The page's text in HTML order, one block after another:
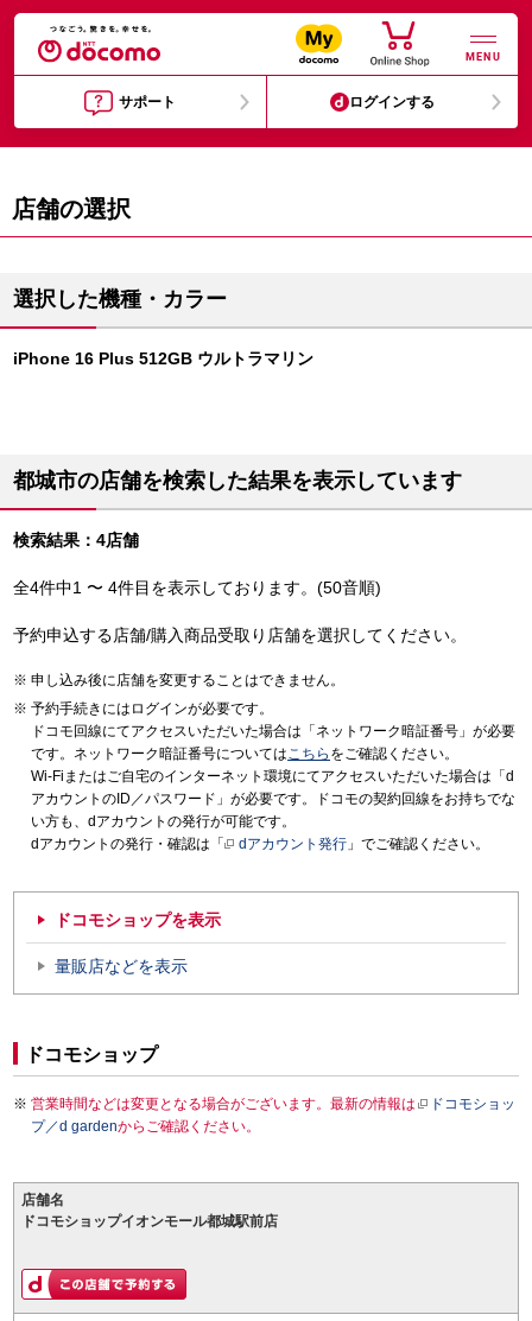
MENU
サポート ログインする
店舗の選択
選択した機種・カラー
iPhone 16 Plus 512GB ウルトラマリン
都城市の店舗を検索した結果を表示しています
検索結果：4店舗
全4件中1 〜 4件目を表示しております。(50音順)
予約申込する店舗/購入商品受取り店舗を選択してください。
申し込み後に店舗を変更することはできません。
予約手続きにはログインが必要です。
ドコモ回線にてアクセスいただいた場合は「ネットワーク暗証番号」が必要
です。ネットワーク暗証番号についてはこちら をご確認ください。
Wi-Fiまたはご自宅のインターネット環境にてアクセスいただいた場合は「d
アカウントのID／パスワード」が必要です。ドコモの契約回線をお持ちでな
い方も、dアカウントの発行が可能です。
dアカウントの発行・確認は「
dアカウント発行 」でご確認ください。
ドコモショップを表示
量販店などを表示
ドコモショップ
営業時間などは変更となる場合がございます。最新の情報は
ドコモショッ
プ／d gardenからご確認ください。
店舗名
ドコモショップイオンモール都城駅前店